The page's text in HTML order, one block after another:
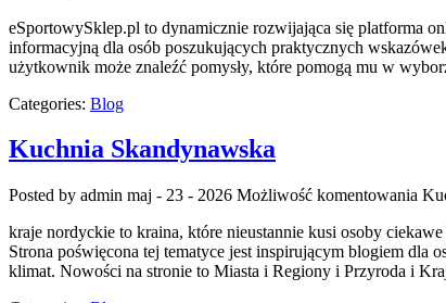
eSportowySklep.pl to dynamicznie rozwijająca się platforma
informacyjną dla osób poszukujących praktycznych
użytkownik może znaleźć pomysły, które pomogą mu w
Categories: Blog
Kuchnia Skandynawska
Posted by admin maj - 23 - 2026 Możliwość komentowania
kraje nordyckie to kraina, które nieustannie kusi osoby
Strona poświęcona tej tematyce jest inspirującym blogiem
klimat. Nowości na stronie to Miasta i Regiony i Przyroda i